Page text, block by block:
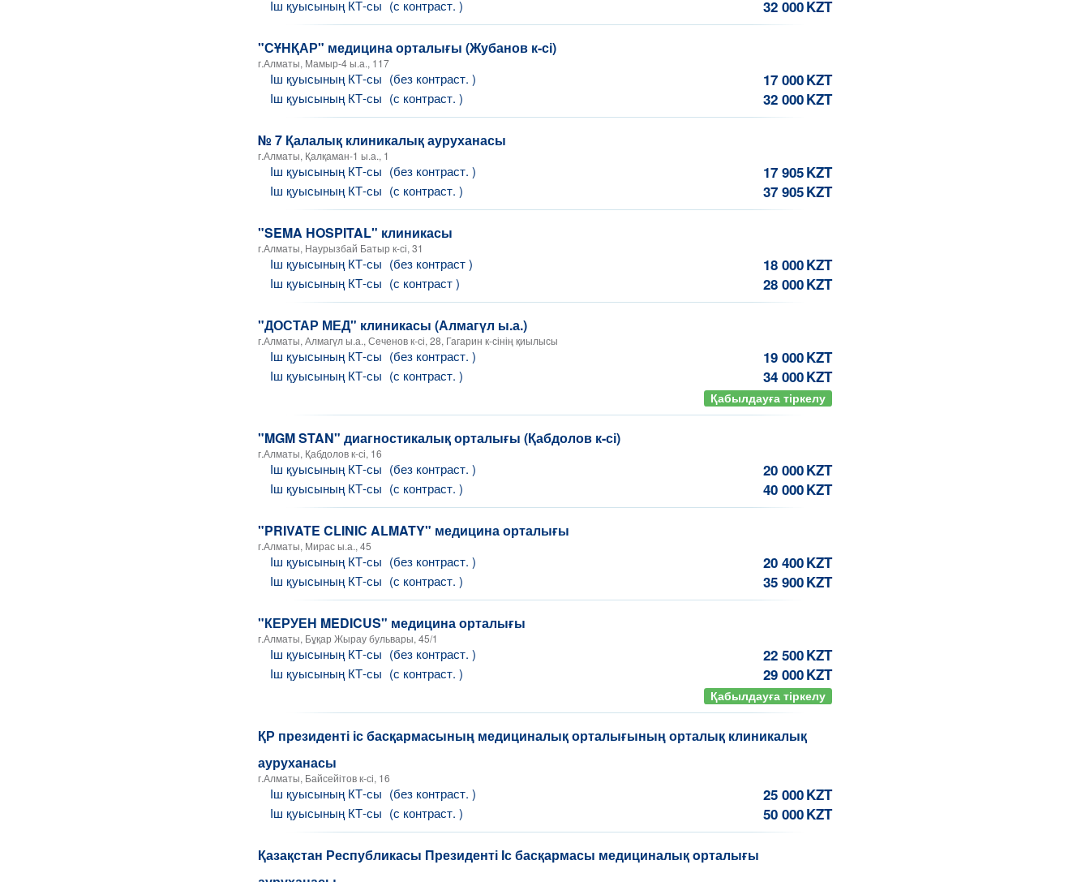
Іш қуысының КТ-сы (с контраст. ) 32 000KZT
"СҰНҚАР" медицина орталығы (Жубанов к-сі)
г.Алматы, Мамыр-4 ы.а., 117
Іш қуысының КТ-сы (без контраст. ) 17 000KZT
Іш қуысының КТ-сы (с контраст. ) 32 000KZT
№ 7 Қалалық клиникалық ауруханасы
г.Алматы, Қалқаман-1 ы.а., 1
Іш қуысының КТ-сы (без контраст. ) 17 905KZT
Іш қуысының КТ-сы (с контраст. ) 37 905KZT
"SEMA HOSPITAL" клиникасы
г.Алматы, Наурызбай Батыр к-сі, 31
Іш қуысының КТ-сы (без контраст ) 18 000KZT
Іш қуысының КТ-сы (с контраст ) 28 000KZT
"ДОСТАР МЕД" клиникасы (Алмагүл ы.а.)
г.Алматы, Алмагүл ы.а., Сеченов к-сі, 28, Гагарин к-сінің қиылысы
Іш қуысының КТ-сы (без контраст. ) 19 000KZT
Іш қуысының КТ-сы (с контраст. ) 34 000KZT
Қабылдауға тіркелу
"MGM STAN" диагностикалық орталығы (Қабдолов к-сі)
г.Алматы, Қабдолов к-сі, 16
Іш қуысының КТ-сы (без контраст. ) 20 000KZT
Іш қуысының КТ-сы (с контраст. ) 40 000KZT
"PRIVATE CLINIC ALMATY" медицина орталығы
г.Алматы, Мирас ы.а., 45
Іш қуысының КТ-сы (без контраст. ) 20 400KZT
Іш қуысының КТ-сы (с контраст. ) 35 900KZT
"КЕРУЕН MEDICUS" медицина орталығы
г.Алматы, Бұқар Жырау бульвары, 45/1
Іш қуысының КТ-сы (без контраст. ) 22 500KZT
Іш қуысының КТ-сы (с контраст. ) 29 000KZT
Қабылдауға тіркелу
ҚР президенті іс басқармасының медициналық орталығының орталық клиникалық
ауруханасы
г.Алматы, Байсейітов к-сі, 16
Іш қуысының КТ-сы (без контраст. ) 25 000KZT
Іш қуысының КТ-сы (с контраст. ) 50 000KZT
Қазақстан Республикасы Президенті Іс басқармасы медициналық oрталығы